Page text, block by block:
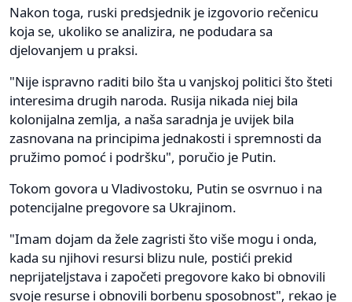
Nakon toga, ruski predsjednik je izgovorio rečenicu
koja se, ukoliko se analizira, ne podudara sa
djelovanjem u praksi.
"Nije ispravno raditi bilo šta u vanjskoj politici što šteti
interesima drugih naroda. Rusija nikada niej bila
kolonijalna zemlja, a naša saradnja je uvijek bila
zasnovana na principima jednakosti i spremnosti da
pružimo pomoć i podršku", poručio je Putin.
Tokom govora u Vladivostoku, Putin se osvrnuo i na
potencijalne pregovore sa Ukrajinom.
"Imam dojam da žele zagristi što više mogu i onda,
kada su njihovi resursi blizu nule, postići prekid
neprijateljstava i započeti pregovore kako bi obnovili
svoje resurse i obnovili borbenu sposobnost", rekao je